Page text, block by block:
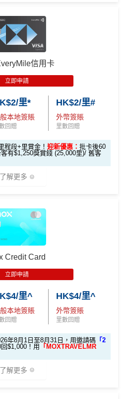
賞：
獎賞
「中銀理
($90
里)
+7.5萬分
($300 / 5,
000里)
($1,200
分
/
+7.5萬分
($300 / 5,
000里)
」或「中銀理財」賬戶之全新中銀信用
請Cheers Visa Infini
，最高可以拎到
一套來回首爾經濟艙
客戶迎新
至2026年8月31日
輸入里先生推廣碼「HKRMRM1
：
MrMiles.hk/cathay-
後，新客免簽賬先送11,000里數
複製
金@❗️【由里先生派出】
賺高達10,000里數(HK$0.5=1里)
賺高達20,000里數(HK$2=1里)
：賺高達40,000里數
入時間有啲唔同，詳情睇返
獲發出後5個月內加入指定的國
new-am（做咗會員先申
信用卡
立即申請
里*
本地簽賬
回贈
HK$2/里#
外幣簽賬
里數回贈
程段+里賞金！ 迎新優惠： 批卡後60
有$1,250獎賞錢 (25,000里)/ 舊客
了解更多
咖啡店及輕便美食簽賬及網上
贈，詳情睇返
卡迎新
Form
MrMiles.hk/hsbc-em-for
金❗️（由里先生派出🎯38新會員額
Credit Card
立即申請
里^
本地簽賬
回贈
HK$4/里^
外幣簽賬
里數回贈
年8月1日至8月31日，用邀請碼 「2
$1,000！用
「MOXTRAVELMR
了解更多